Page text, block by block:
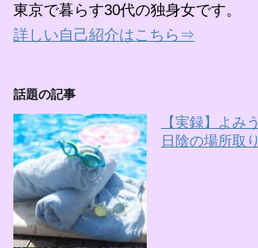
東京で暮らす30代の独身女です。
詳しい自己紹介はこちら⇒
話題の記事
【実録】よみ
日陰の場所取